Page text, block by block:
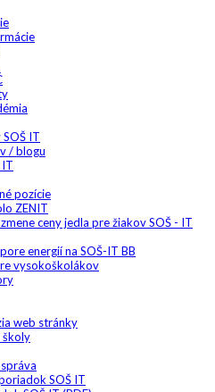
IT
/ blogu
pozície
ZENIT
ceny jedla pre žiakov SOŠ - IT
energií na SOŠ-IT BB
vysokoškolákov
web stránky
školy
SOŠ IT